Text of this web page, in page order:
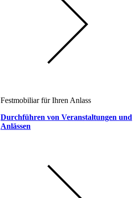
Festmobiliar für Ihren Anlass
Durchführen von Veranstaltungen und
Anlässen